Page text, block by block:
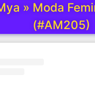
» Moda
(#AM205)